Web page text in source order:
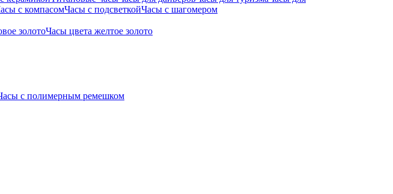
с компасомЧасы с подсветкойЧасы с шагомером
золотоЧасы цвета желтое золото
с полимерным ремешком